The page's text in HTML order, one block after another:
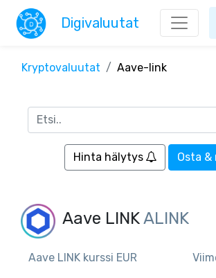
Digivaluutat
Kryptovaluutat Aave-link
Hinta hälytys Osta &
Aave LINKALINK
Aave LINK kurssi EUR